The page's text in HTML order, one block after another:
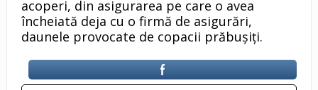
acoperi, din asigurarea pe care o avea
încheiată deja cu o firmă de asigurări,
daunele provocate de copacii prăbuşiţi.